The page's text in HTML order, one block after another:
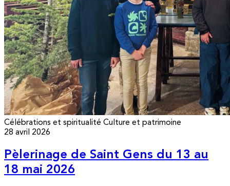
Célébrations et spiritualité Culture et patrimoine
28 avril 2026
Pèlerinage de Saint Gens du 13 au
18 mai 2026